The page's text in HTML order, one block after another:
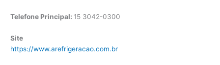
Telefone Principal: 15 3042-0300
Site
https://www.arefrigeracao.com.br